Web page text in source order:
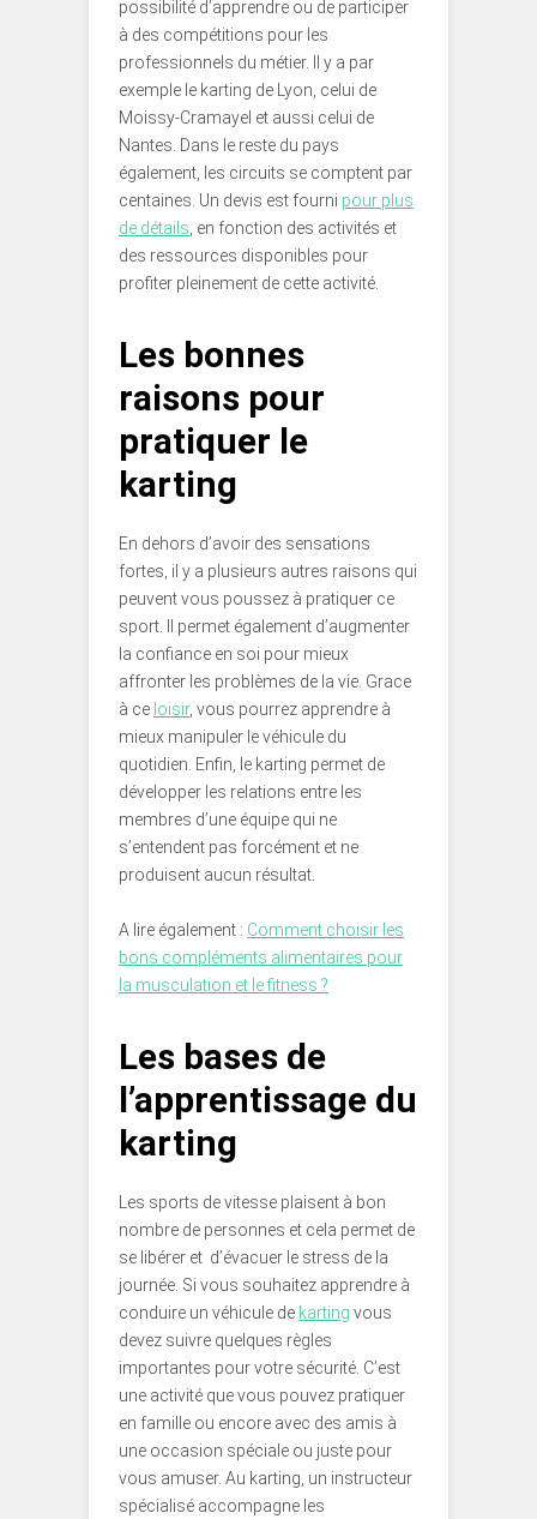
possibilité d’apprendre ou de participer
à des compétitions pour les
professionnels du métier. Il y a par
exemple le karting de Lyon, celui de
Moissy-Cramayel et aussi celui de
Nantes. Dans le reste du pays
également, les circuits se comptent par
centaines. Un devis est fourni pour plus
de détails , en fonction des activités et
des ressources disponibles pour
profiter pleinement de cette activité.
Les bonnes
raisons pour
pratiquer le
karting
En dehors d’avoir des sensations
fortes, il y a plusieurs autres raisons qui
peuvent vous poussez à pratiquer ce
sport. Il permet également d’augmenter
la confiance en soi pour mieux
affronter les problèmes de la vie. Grace
à ce loisir, vous pourrez apprendre à
mieux manipuler le véhicule du
quotidien. Enfin, le karting permet de
développer les relations entre les
membres d’une équipe qui ne
s’entendent pas forcément et ne
produisent aucun résultat.
A lire également : Comment choisir les
bons compléments alimentaires pour
la musculation et le fitness ?
Les bases de
l’apprentissage du
karting
Les sports de vitesse plaisent à bon
nombre de personnes et cela permet de
se libérer et d’évacuer le stress de la
journée. Si vous souhaitez apprendre à
conduire un véhicule de karting vous
devez suivre quelques règles
importantes pour votre sécurité. C’est
une activité que vous pouvez pratiquer
en famille ou encore avec des amis à
une occasion spéciale ou juste pour
vous amuser. Au karting, un instructeur
spécialisé accompagne les